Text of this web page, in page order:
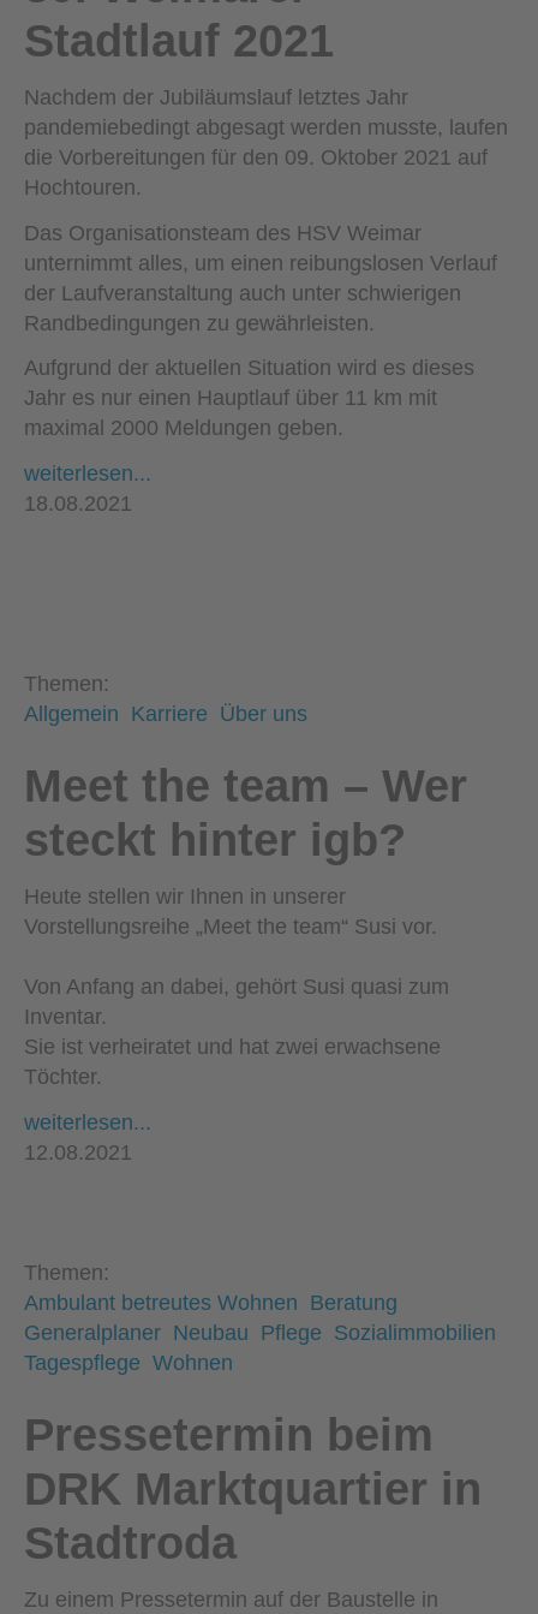
Stadtlauf 2021
Nachdem der Jubiläumslauf letztes Jahr
pandemiebedingt abgesagt werden musste, laufen
die Vorbereitungen für den 09. Oktober 2021 auf
Hochtouren.
Das Organisationsteam des HSV Weimar
unternimmt alles, um einen reibungslosen Verlauf
der Laufveranstaltung auch unter schwierigen
Randbedingungen zu gewährleisten.
Aufgrund der aktuellen Situation wird es dieses
Jahr es nur einen Hauptlauf über 11 km mit
maximal 2000 Meldungen geben.
weiterlesen...
18.08.2021
Themen:
Allgemein Karriere Über uns
Meet the team – Wer
steckt hinter igb?
Heute stellen wir Ihnen in unserer
Vorstellungsreihe „Meet the team“ Susi vor.
Von Anfang an dabei, gehört Susi quasi zum
Inventar.
Sie ist verheiratet und hat zwei erwachsene
Töchter.
weiterlesen...
12.08.2021
Themen:
Ambulant betreutes Wohnen Beratung
Generalplaner Neubau Pflege Sozialimmobilien
Tagespflege Wohnen
Pressetermin beim
DRK Marktquartier in
Stadtroda
Zu einem Pressetermin auf der Baustelle in